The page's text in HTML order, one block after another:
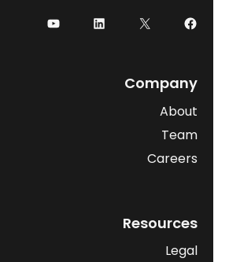
Company
About
Team
Careers
Resources
Legal